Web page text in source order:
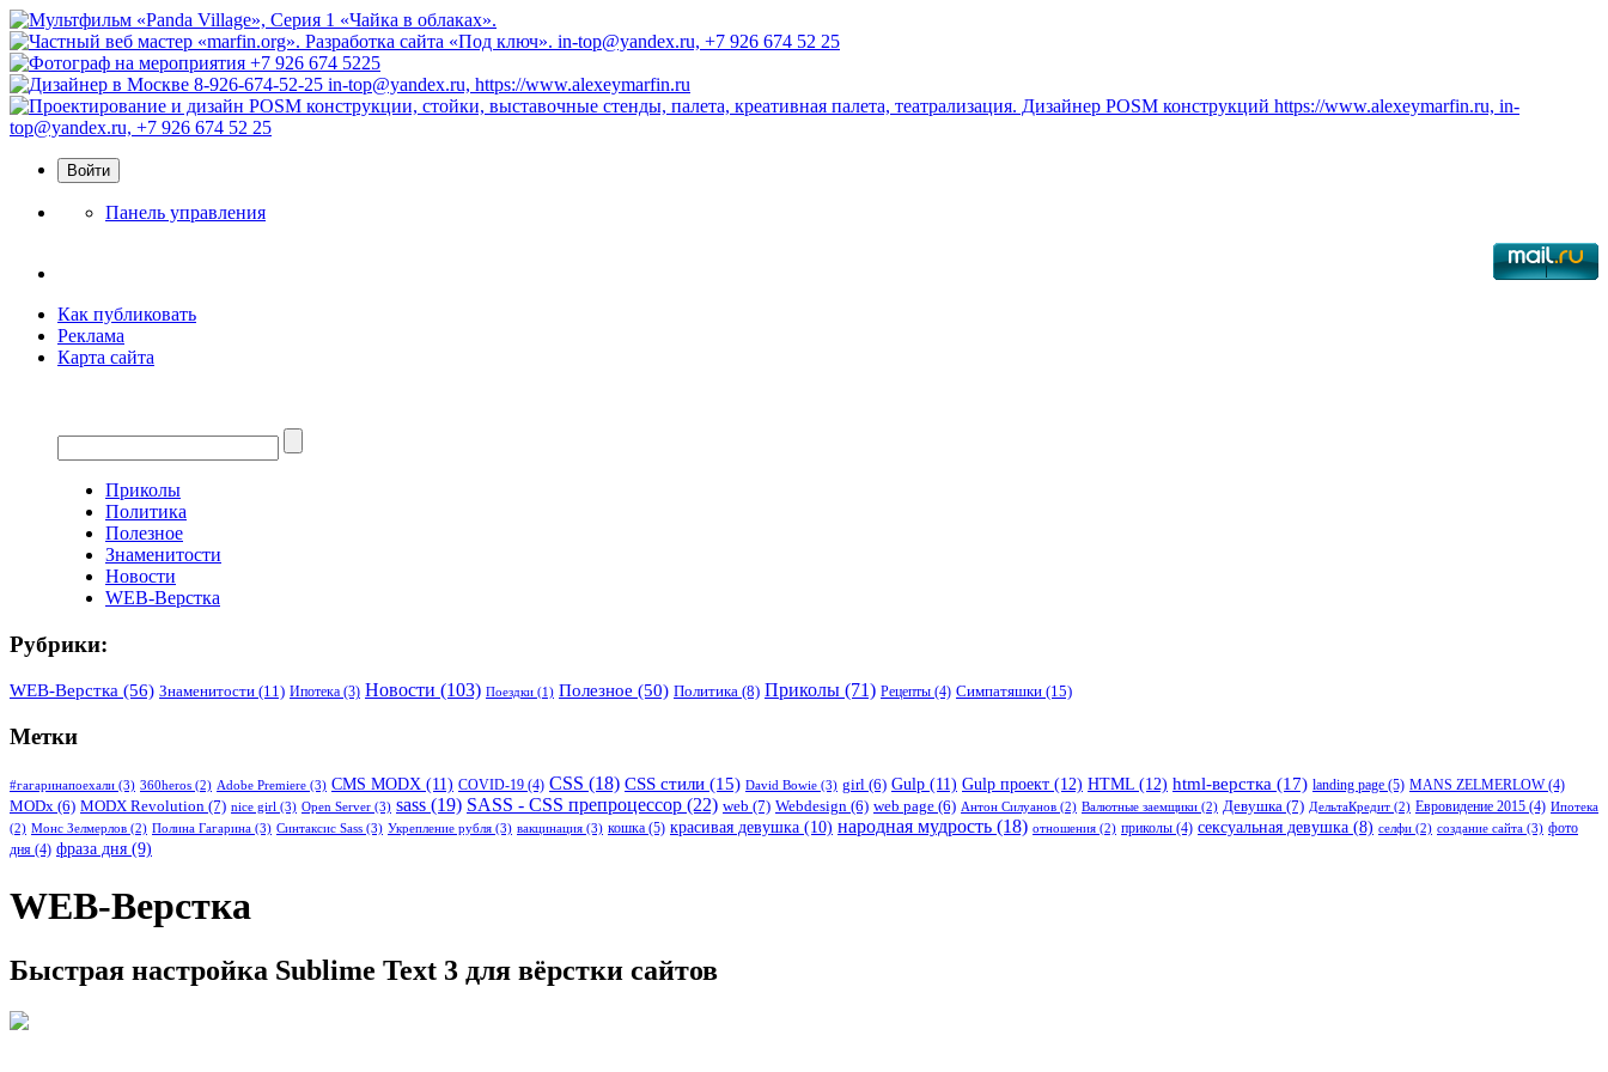
Панель управления
Как публиковать
Реклама
Карта сайта
Приколы
Политика
Полезное
Знаменитости
Новости
WEB-Верстка
Рубрики:
WEB-Верстка (56) Знаменитости (11) Ипотека (3) Новости (103) Поездки (1) Полезное (50) Политика (8) Приколы (71) Рецепты (4) Симпатяшки (15)
Метки
#гагаринапоехали (3) 360heros (2) Adobe Premiere (3) CMS MODX (11) COVID-19 (4) CSS (18) CSS стили (15) David Bowie (3) girl (6) Gulp (11) Gulp проект (12) HTML (12) html-верстка (17) landing page (5) MANS ZELMERLOW(4)
MODx (6) MODX Revolution (7) nice girl (3) Open Server (3) sass (19) SASS - CSS препроцессор (22) web (7) Webdesign (6) web page (6) Антон Силуанов (2) Валютные заемщики (2) Девушка (7) ДельтаКредит (2) Евровидение 2015 (4) Ипотека
(2) Монс Зелмерлов (2) Полина Гагарина (3) Синтаксис Sass (3) Укрепление рубля (3) вакцинация (3) кошка (5) красивая девушка (10) народная мудрость (18) отношения (2) приколы (4) сексуальная девушка (8) селфи (2) создание сайта (3) фото
дня (4) фраза дня (9)
WEB-Верстка
Быстрая настройка Sublime Text 3 для вёрстки сайтов